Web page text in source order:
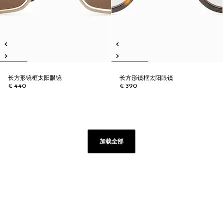
长方形镜框太阳眼镜
€ 440
长方形镜框太阳眼镜
€ 390
加载全部